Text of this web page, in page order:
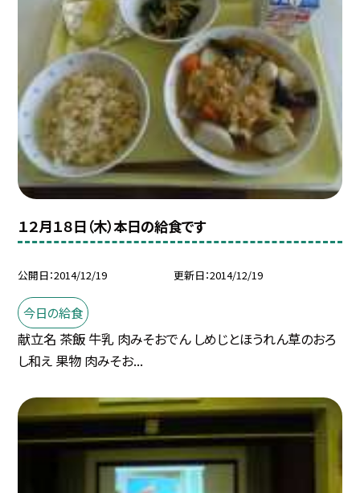
１２月１８日（木）本日の給食です
公開日 2014/12/19 更新日 2014/12/19
今日の給食
献立名 茶飯 牛乳 肉みそおでん しめじとほうれん草のおろ
し和え 果物 肉みそお...